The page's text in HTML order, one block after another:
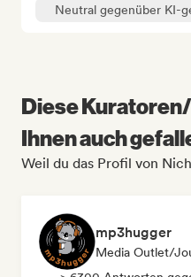
Neutral gegenüber KI-
Diese
Ihnen auch
Weil du das Profil von
mp3hugger
Media Outlet/